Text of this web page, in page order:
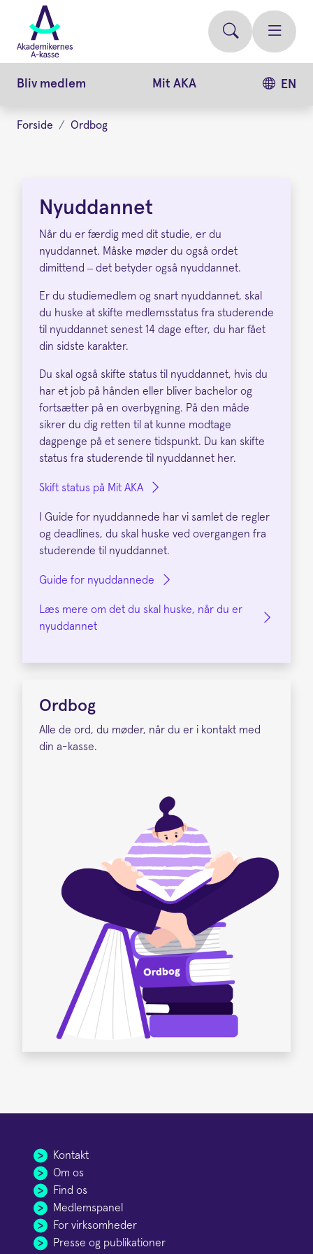
videre
hovedindhold
Bliv medlem Mit AKA EN
Forside Ordbog
Nyuddannet
Når du er færdig med dit studie, er du
nyuddannet. Måske møder du også ordet
dimittend – det betyder også nyuddannet.
Er du studiemedlem og snart nyuddannet, skal
du huske at skifte medlemsstatus fra studerende
til nyuddannet senest 14 dage efter, du har fået
din sidste karakter.
Du skal også skifte status til nyuddannet, hvis du
har et job på hånden eller bliver bachelor og
fortsætter på en overbygning. På den måde
sikrer du dig retten til at kunne modtage
dagpenge på et senere tidspunkt. Du kan skifte
status fra studerende til nyuddannet her.
Skift status på Mit AKA
I Guide for nyuddannede har vi samlet de regler
og deadlines, du skal huske ved overgangen fra
studerende til nyuddannet.
Guide for nyuddannede
Læs mere om det du skal huske, når du er
nyuddannet
Ordbog
Alle de ord, du møder, når du er i kontakt med
din a-kasse.
Kontakt
Om os
Find os
Medlemspanel
For virksomheder
Presse og publikationer